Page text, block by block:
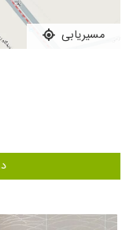
خوب شد
بسیار
من سر
میبینی
میزاره
خوب عال
مسیریابی